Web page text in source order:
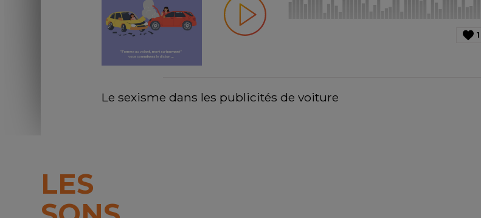
1
Le sexisme dans les publicités de voiture
LES